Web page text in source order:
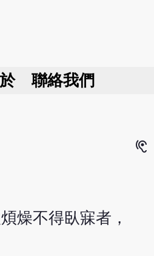
聯絡我們
hearing
燥不得臥寐者，